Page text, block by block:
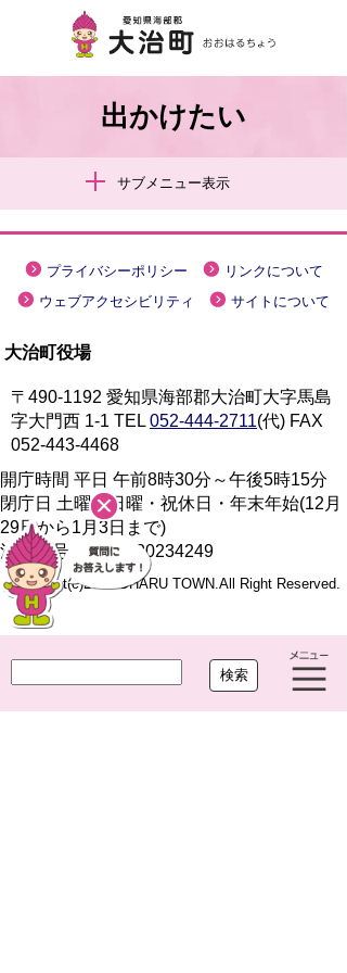
出かけたい
サブメニュー表示
プライバシーポリシー
リンクについて
ウェブアクセシビリティ
サイトについて
大治町役場
〒490-1192 愛知県海部郡大治町大字馬島
字大門西 1-1 TEL 052-444-2711(代) FAX
052-443-4468
開庁時間 平日 午前8時30分～午後5時15分
閉庁日 土曜・日曜・祝休日・年末年始(12月
29日から1月3日まで)
法人番号 7000020234249
Copyright(c)2021 OHARU TOWN.All Right Reserved.